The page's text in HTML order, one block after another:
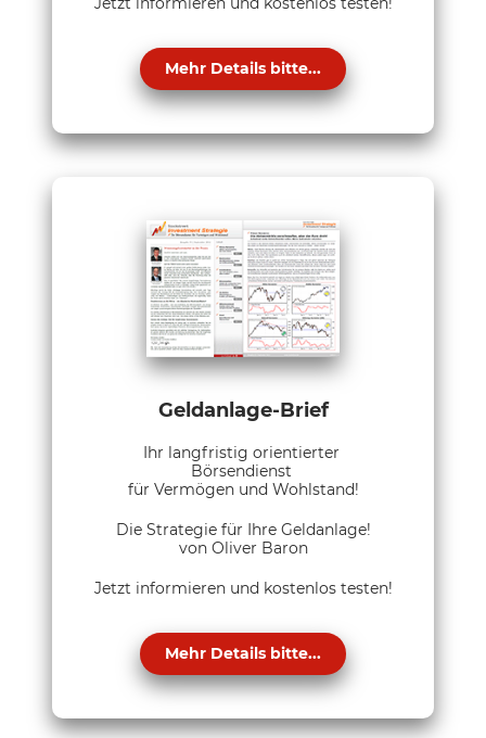
Mehr Details bitte...
Geldanlage-Brief
Ihr langfristig orientierter
Börsendienst
für Vermögen und Wohlstand!
Die Strategie für Ihre Geldanlage!
von Oliver Baron
Jetzt informieren und kostenlos testen!
Mehr Details bitte...